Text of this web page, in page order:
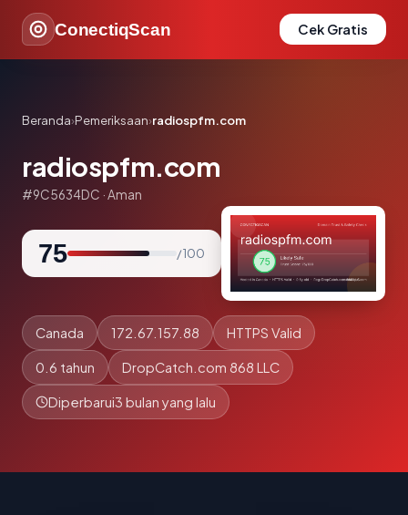
ConectiqScan Cek Gratis
Beranda›Pemeriksaan›radiospfm.com
radiospfm.com
#9C5634DC · Aman
75 / 100
Canada 172.67.157.88 HTTPS Valid
0.6 tahun DropCatch.com 868 LLC
Diperbarui3 bulan yang lalu